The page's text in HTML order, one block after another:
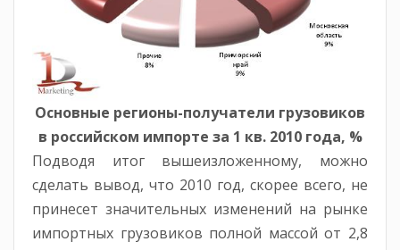
Основные регионы-получатели грузовиков
в российском импорте за 1 кв. 2010 года, %
Подводя итог вышеизложенному, можно
сделать вывод, что 2010 год, скорее всего, не
принесет значительных изменений на рынке
импортных грузовиков полной массой от 2,8